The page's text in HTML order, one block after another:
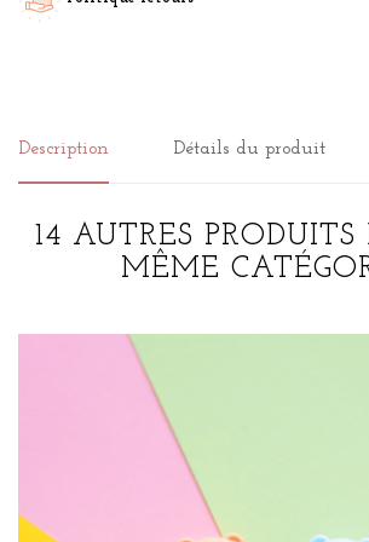
Description Détails du produit
14 AUTRES
MÊME